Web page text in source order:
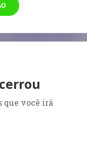
que você irá